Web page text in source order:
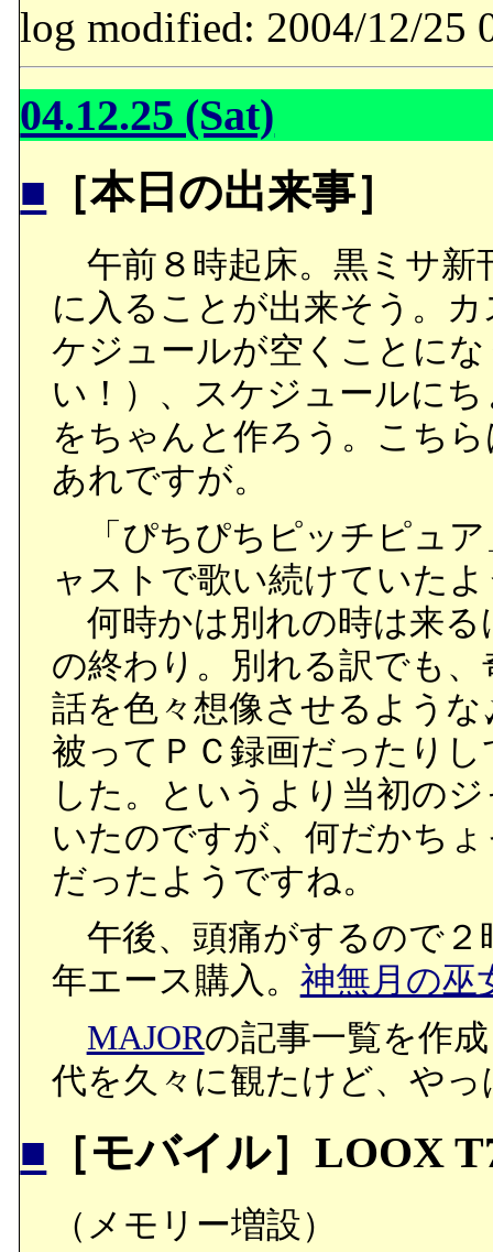
log modified: 2004/12/25
04.12.25 (Sat)
■ ［本日の出来事］
午前８時起床。黒ミサ新
に入ることが出来そう。
ケジュールが空くことに
い！）、スケジュールに
をちゃんと作ろう。こち
あれですが。
「ぴちぴちピッチピュ
ャストで歌い続けていた
何時かは別れの時は来
の終わり。別れる訳でも
話を色々想像させるよう
被ってＰＣ録画だったり
した。というより当初の
いたのですが、何だかち
だったようですね。
午後、頭痛がするので２
年エース購入。 神無月の巫
MAJORの記事一覧を作
代を久々に観たけど、や
■ ［モバイル］LOOX
（メモリー増設）